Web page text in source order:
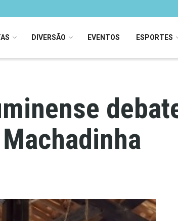
DIVERSÃO EVENTOS ESPORTES